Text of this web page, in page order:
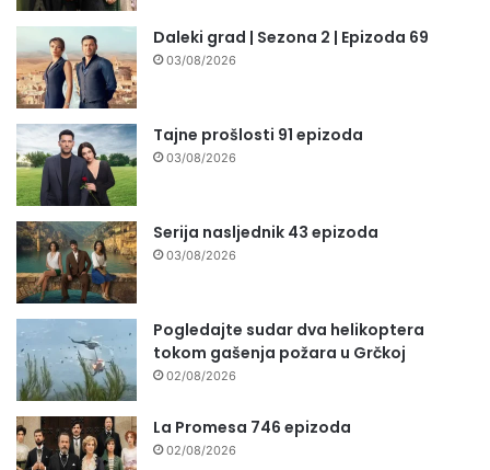
Daleki grad | Sezona 2 | Epizoda 69
03/08/2026
Tajne prošlosti 91 epizoda
03/08/2026
Serija nasljednik 43 epizoda
03/08/2026
Pogledajte sudar dva helikoptera
tokom gašenja požara u Grčkoj
02/08/2026
La Promesa 746 epizoda
02/08/2026